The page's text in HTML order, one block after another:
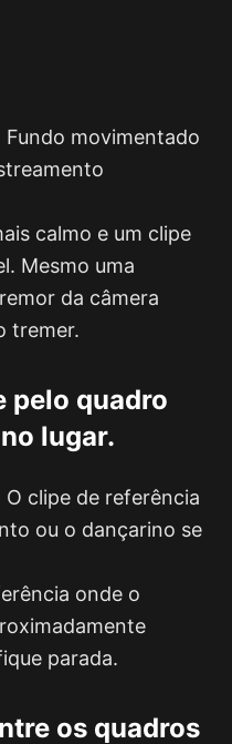
Fundo movimentado
calmo e um clipe
Mesmo uma
da câmera
tremer.
pelo quadro
lugar.
O clipe de referência
ou o dançarino se
onde o
parada.
os quadros